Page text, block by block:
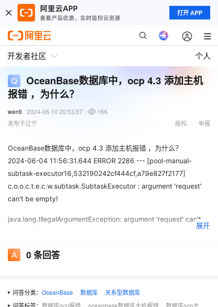
打开 APP
开发者社区 个人
OceanBase数据库中，ocp 4.3 添加主机
报错 ，为什么？
wenti 2024-06-10 20:53:57
166
发布于辽宁
举报
版权
OceanBase数据库中，ocp 4.3 添加主机报错 ，为什么？
2024-06-04 11:56:31.644 ERROR 2286 --- [pool-manual-
subtask-executor16,532190242cf444cf,a79e827f2177]
c.o.o.c.t.e.c.w.subtask.SubtaskExecutor : argument 'request'
can't be empty!
java.lang.IllegalArgumentException: argument 'request' can't
org.apache.commons.lang3.Validate.notEmpty(Validate.java:29
com.oceanbase.ocp.executor.internal.util.ValidateUtils.requireN
展开
0条回答
问答分类： OceanBase 数据库
关系型数据库
问答标签： 数据库ocp报错 oceanbase数据库主机报错
数据库ocp主